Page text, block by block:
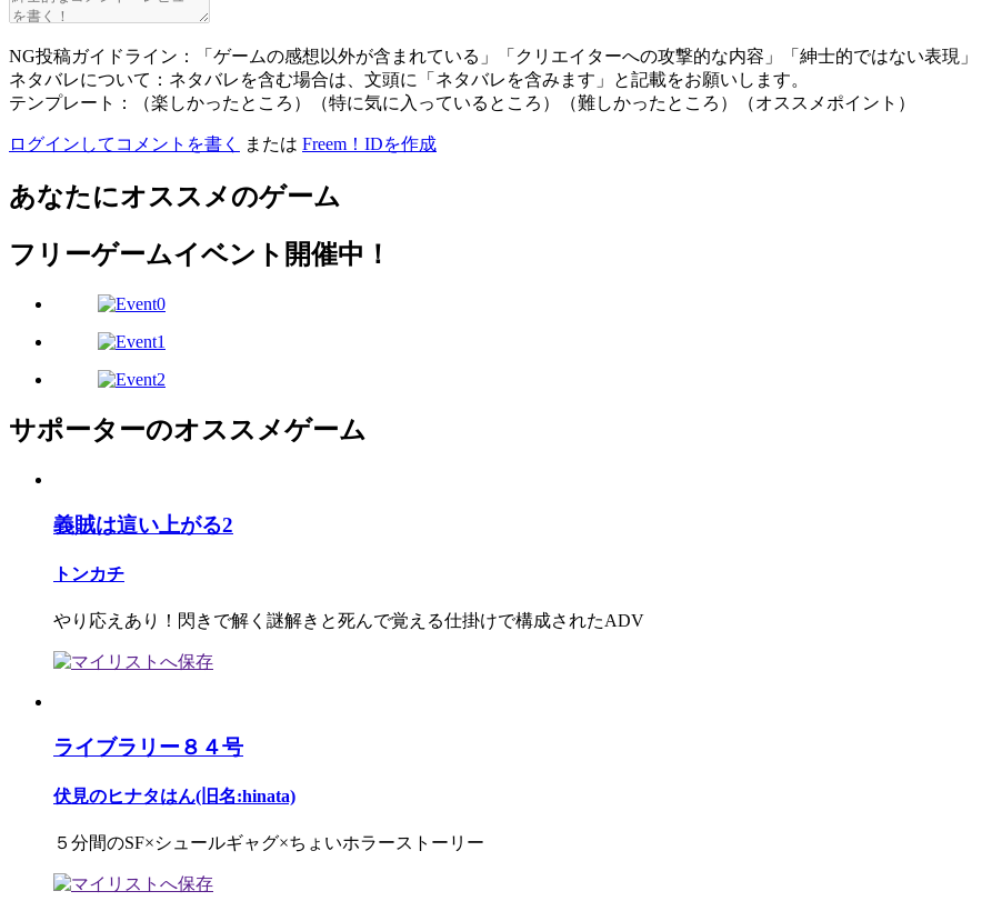
NG投稿ガイドライン：「ゲームの感想以外が含まれている」「クリエイターへの攻撃的な内容」「紳士的ではない表現」
ネタバレについて：ネタバレを含む場合は、文頭に「ネタバレを含みます」と記載をお願いします。
テンプレート：（楽しかったところ）（特に気に入っているところ）（難しかったところ）（オススメポイント）
ログインしてコメントを書く または Freem！IDを作成
あなたにオススメのゲーム
フリーゲームイベント開催中！
サポーターのオススメゲーム
義賊は這い上がる2
トンカチ
やり応えあり！閃きで解く謎解きと死んで覚える仕掛けで構成されたADV
ライブラリー８４号
伏見のヒナタはん(旧名:hinata)
５分間のSF×シュールギャグ×ちょいホラーストーリー